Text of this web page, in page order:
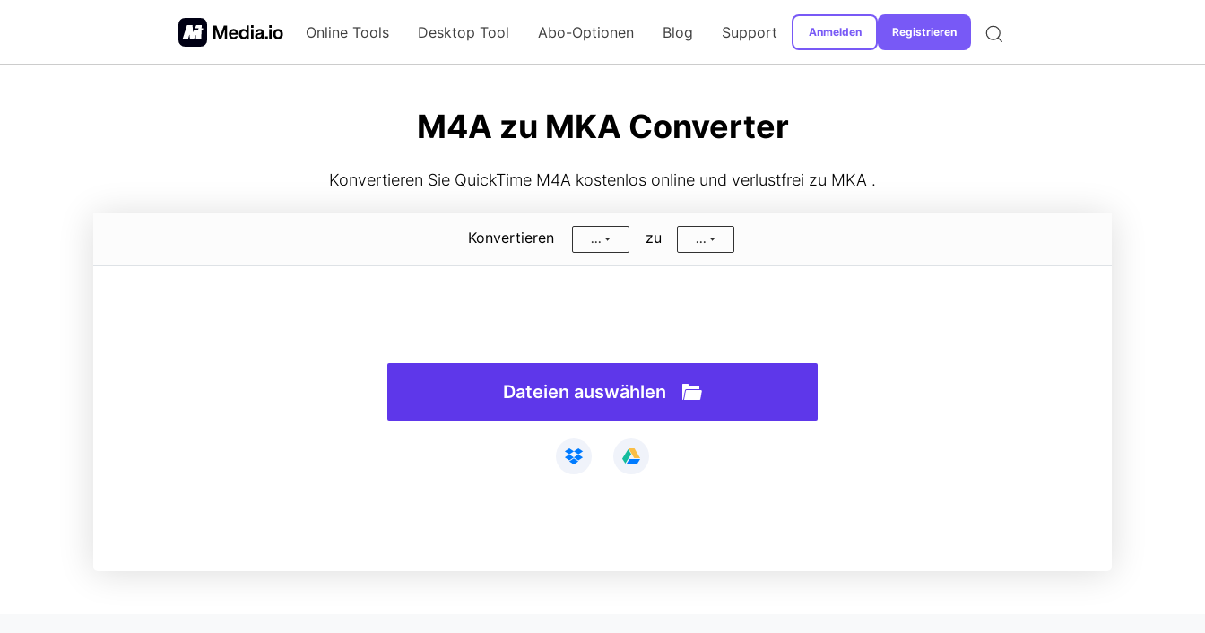
Online Tools Desktop Tool Abo-Optionen Blog Support Anmelden Registrieren
M4A zu MKA Converter
Konvertieren Sie QuickTime M4A kostenlos online und verlustfrei zu MKA .
Konvertieren ... zu ...
Dateien auswählen